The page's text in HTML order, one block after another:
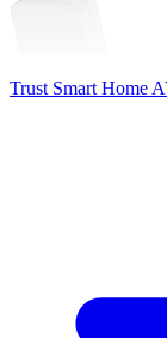
Trust Smart Home